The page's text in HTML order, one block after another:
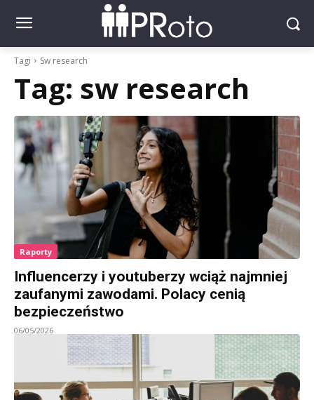
Tagi Sw research
Tag: sw research
Raporty
Influencerzy i youtuberzy wciąż najmniej
zaufanymi zawodami. Polacy cenią
bezpieczeństwo
06/05/2026